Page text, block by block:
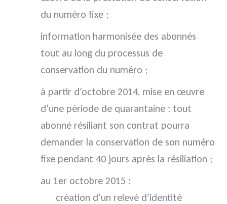
du numéro fixe ;
information harmonisée des abonnés
tout au long du processus de
conservation du numéro ;
à partir d’octobre 2014, mise en œuvre
d’une période de quarantaine : tout
abonné résiliant son contrat pourra
demander la conservation de son numéro
fixe pendant 40 jours après la résiliation ;
au 1er octobre 2015 :
création d’un relevé d’identité